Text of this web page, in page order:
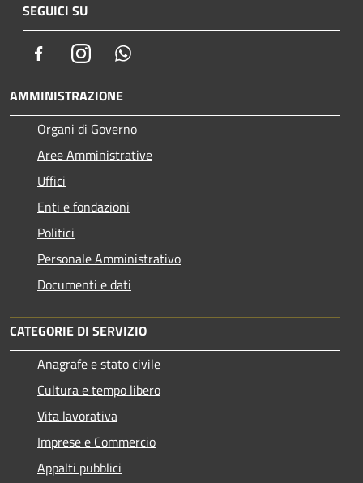
SEGUICI SU
FacebookInstagram
AMMINISTRAZIONE
Organi di Governo
Aree Amministrative
Uffici
Enti e fondazioni
Politici
Personale Amministrativo
Documenti e dati
CATEGORIE DI SERVIZIO
Anagrafe e stato civile
Cultura e tempo libero
Vita lavorativa
Imprese e Commercio
Appalti pubblici